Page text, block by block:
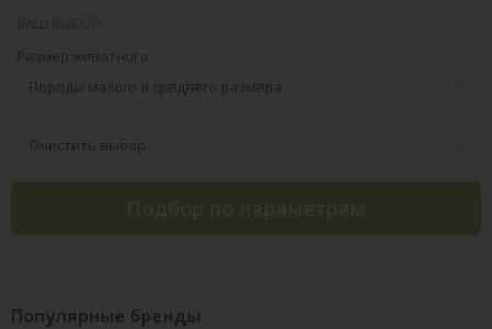
Размер животного
Породы малого и среднего размера
Очистить выбор
Подбор по параметрам
Популярные бренды